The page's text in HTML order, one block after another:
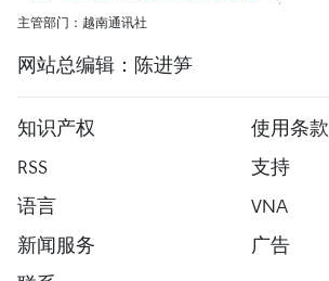
主管部门：越南通讯社
网站总编辑：陈进笋
知识产权
使用条款
RSS
支持
语言
VNA
新闻服务
广告